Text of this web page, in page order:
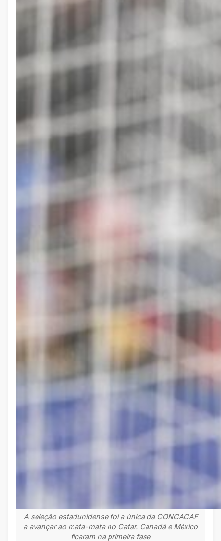
A seleção estadunidense foi a única da CONCACAF
a avançar ao mata-mata no Catar. Canadá e México
ficaram na primeira fase